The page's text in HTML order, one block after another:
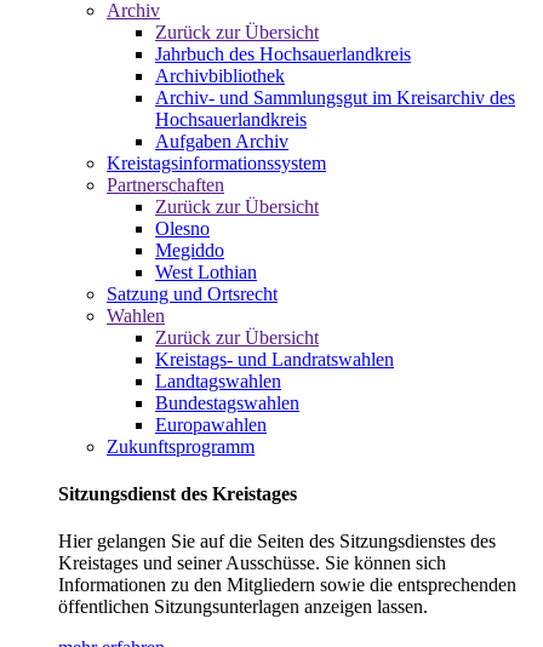
Archiv
Zurück zur Übersicht
Jahrbuch des Hochsauerlandkreis
Archivbibliothek
Archiv- und Sammlungsgut im Kreisarchiv des
Hochsauerlandkreis
Aufgaben Archiv
Kreistagsinformationssystem
Partnerschaften
Zurück zur Übersicht
Olesno
Megiddo
West Lothian
Satzung und Ortsrecht
Wahlen
Zurück zur Übersicht
Kreistags- und Landratswahlen
Landtagswahlen
Bundestagswahlen
Europawahlen
Zukunftsprogramm
Sitzungsdienst des Kreistages
Hier gelangen Sie auf die Seiten des Sitzungsdienstes des
Kreistages und seiner Ausschüsse. Sie können sich
Informationen zu den Mitgliedern sowie die entsprechenden
öffentlichen Sitzungsunterlagen anzeigen lassen.